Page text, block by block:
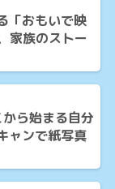
「おもいで映
家族のストー
ら始まる自分
ャンで紙写真